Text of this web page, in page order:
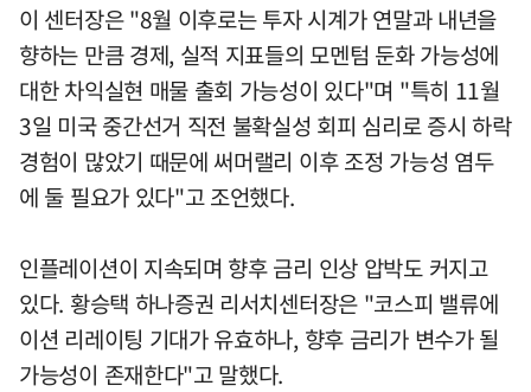
이 센터장은 "8월 이후로는 투자 시계가 연말과 내년을
향하는 만큼 경제, 실적 지표들의 모멘텀 둔화 가능성에
대한 차익실현 매물 출회 가능성이 있다"며 "특히 11월
3일 미국 중간선거 직전 불확실성 회피 심리로 증시 하락
경험이 많았기 때문에 써머랠리 이후 조정 가능성 염두
에 둘 필요가 있다"고 조언했다.
인플레이션이 지속되며 향후 금리 인상 압박도 커지고
있다. 황승택 하나증권 리서치센터장은 "코스피 밸류에
이션 리레이팅 기대가 유효하나, 향후 금리가 변수가 될
가능성이 존재한다"고 말했다.